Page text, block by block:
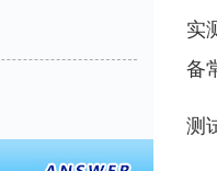
实
备
测